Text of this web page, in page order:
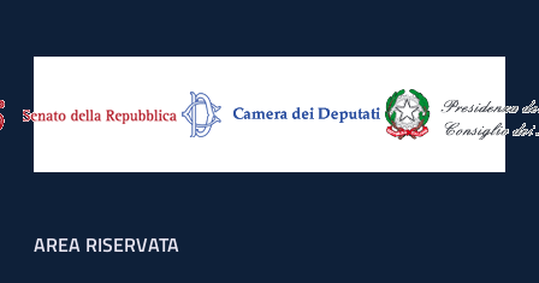
Footer menu
AREA RISERVATA